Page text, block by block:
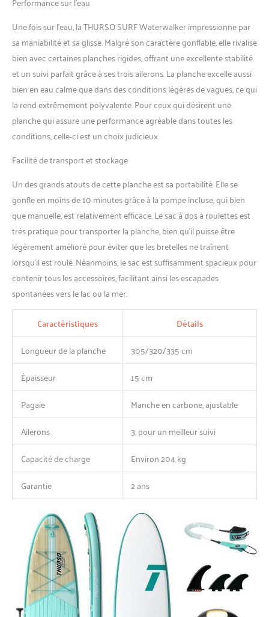
carbone sont ajoutés. Ainsi,
les planches de SUP
THURSO SURF sont
durables, rigides, légères et
se comportent comme des
planches dures. La pagaie en
carbone fournie est la
meilleure pagaie que l'on
trouve dans chaque paquet
iSUP. Elle est de loin
aluminium ou en fibre de
plus légère et flotte une fois
assemblée. La lame est
fabriquée à partir d'un
composite hybride en
carbone et nylon robuste et
est renforcée par une
nervure centrale pour éviter
la déformation. La tige et la
lame sont maintenues
ensemble avec une tige et
une pince pour éviter tout
desserrage ou torsion.
Réglable de 180 cm à 220
cm. Peut également être
converti en pagaie de kayak
avec une feuille
supplémentaire (vendue
séparément). Les détails sont
importants et THURSO
SURF est fier d'ajouter des
accessoires de qualité
packs de SUP. La pompe
Dual Chamber Triple Action
est 100 % plus rapide qu'une
pompe à chambre unique,
ce qui vous permet
d'économiser du temps et
de l'énergie lorsque vous
pagayez. Elle peut
également évacuer l'air de
votre planche de paddle
pour faciliter l'emballage. Le
sac à dos à roulettes est
Une fois sur l’eau, la THURSO SURF Waterwalker impressionne par
sa maniabilité et sa glisse. Malgré son caractère gonflable, elle rivalise
bien avec certaines planches rigides, offrant une excellente stabilité
et un suivi parfait grâce à ses trois ailerons. La planche excelle aussi
bien en eau calme que dans des conditions légères de vagues, ce qui
la rend extrêmement polyvalente. Pour ceux qui désirent une
planche qui assure une performance agréable dans toutes les
conditions, celle-ci est un choix judicieux.
Facilité de transport et stockage
Un des grands atouts de cette planche est sa portabilité. Elle se
gonfle en moins de 10 minutes grâce à la pompe incluse, qui bien
que manuelle, est relativement efficace. Le sac à dos à roulettes est
très pratique pour transporter la planche, bien qu’il puisse être
légèrement amélioré pour éviter que les bretelles ne traînent
lorsqu’il est roulé. Néanmoins, le sac est suffisamment spacieux pour
contenir tous les accessoires, facilitant ainsi les escapades
spontanées vers le lac ou la mer.
Caractéristiques Détails
Longueur de la planche
305/320/335 cm
Épaisseur
15 cm
Pagaie
Manche en carbone, ajustable
Ailerons
3, pour un meilleur suivi
Capacité de charge
Environ 204 kg
Garantie
2 ans